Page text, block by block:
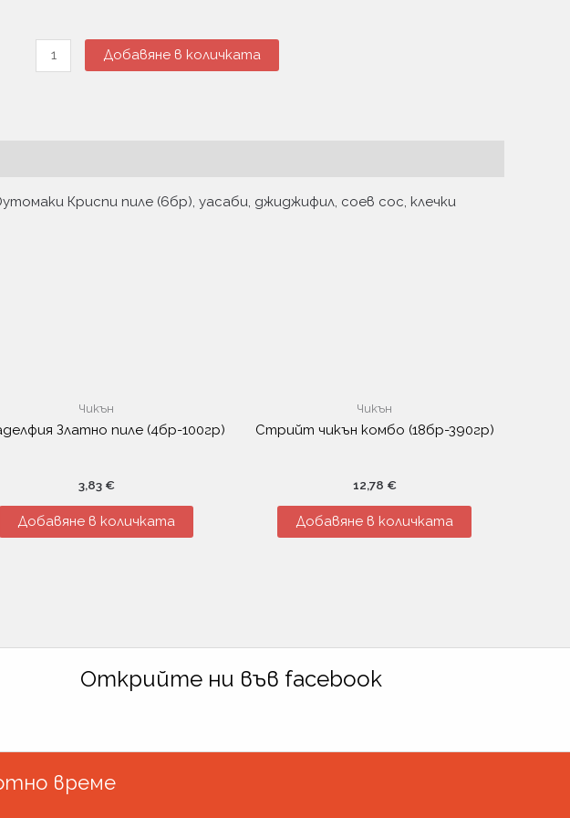
Добавяне в количката
Криспи пиле (6бр), уасаби, джиджифил, соев сос, клечки
Чикън
Златно пиле (4бр-100гр)
3,83 €
Добавяне в количката
Чикън
Стрийт чикън комбо (18бр-390гр)
12,78 €
Добавяне в количката
Открийте ни във facebook
време